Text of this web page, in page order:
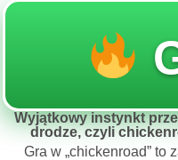
Wyjątkowy instynkt
drodze, czyli
Gra w „chickenroad” to